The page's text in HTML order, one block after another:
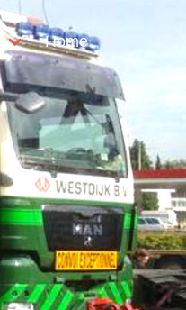
Home